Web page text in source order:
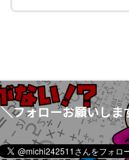
＼フォローお願いしま